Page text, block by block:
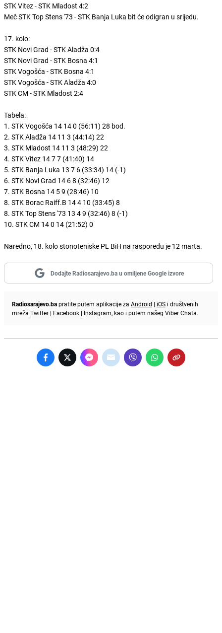
STK Vitez - STK Mladost 4:2
Meč STK Top Stens '73 - STK Banja Luka bit će odigran u srijedu.
17. kolo:
STK Novi Grad - STK Aladža 0:4
STK Novi Grad - STK Bosna 4:1
STK Vogošća - STK Bosna 4:1
STK Vogošća - STK Aladža 4:0
STK CM - STK Mladost 2:4
Tabela:
1. STK Vogošća 14 14 0 (56:11) 28 bod.
2. STK Aladža 14 11 3 (44:14) 22
3. STK Mladost 14 11 3 (48:29) 22
4. STK Vitez 14 7 7 (41:40) 14
5. STK Banja Luka 13 7 6 (33:34) 14 (-1)
6. STK Novi Grad 14 6 8 (32:46) 12
7. STK Bosna 14 5 9 (28:46) 10
8. STK Borac Raiff.B 14 4 10 (33:45) 8
8. STK Top Stens '73 13 4 9 (32:46) 8 (-1)
10. STK CM 14 0 14 (21:52) 0
Naredno, 18. kolo stonoteniske PL BiH na rasporedu je 12 marta.
Dodajte Radiosarajevo.ba u omiljene Google izvore
Radiosarajevo.bapratite putem aplikacije za Android | iOS i društvenih
mreža Twitter | Facebook | Instagram, kao i putem našeg ViberChata.